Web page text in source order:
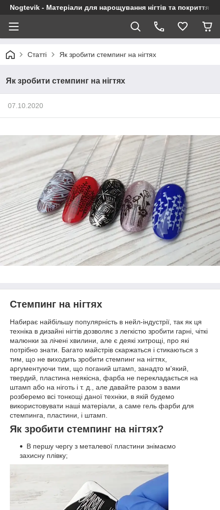
Nogtevik - Матеріали для нарощування нігтів та покриття
Статті Як зробити стемпинг на нігтях
Як зробити стемпинг на нігтях
07.10.2020
Стемпинг на нігтях
Набирає найбільшу популярність в нейл-індустрії, так як ця
техніка в дизайні нігтів дозволяє з легкістю зробити гарні, чіткі
малюнки за лічені хвилини, але є деякі хитрощі, про які
потрібно знати. Багато майстрів скаржаться і стикаються з
тим, що не виходить зробити стемпинг на нігтях,
аргументуючи тим, що поганий штамп, занадто м'який,
твердий, пластина неякісна, фарба не перекладається на
штамп або на ніготь і т. д., але давайте разом з вами
розберемо всі тонкощі даної техніки, в якій будемо
використовувати наші матеріали, а саме гель фарби для
стемпинга, пластини, і штамп.
Як зробити стемпинг на нігтях?
В першу чергу з металевої пластини знімаємо
захисну плівку;